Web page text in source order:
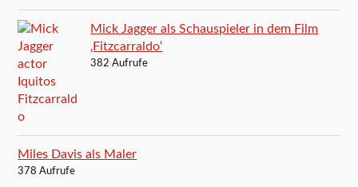
Mick Jagger als Schauspieler in dem Film
‚Fitzcarraldo‘
382 Aufrufe
Miles Davis als Maler
378 Aufrufe